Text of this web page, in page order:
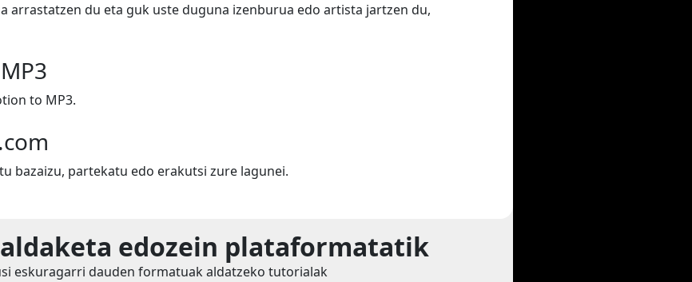
arrastatzen du eta guk uste duguna izenburua edo artista jartzen du,
to MP3.
bazaizu, partekatu edo erakutsi zure lagunei.
edozein plataformatatik
eskuragarri dauden formatuak aldatzeko tutorialak